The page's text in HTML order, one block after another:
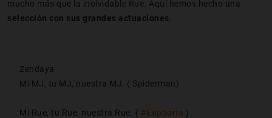
mucho más que la inolvidable Rue. Aquí hemos hecho una
selección con sus grandes actuaciones
Zendaya
Mi MJ, tu MJ, nuestra MJ. ( Spiderman)
Mi Rue, tu Rue, nuestra Rue. ( #Euphoria )